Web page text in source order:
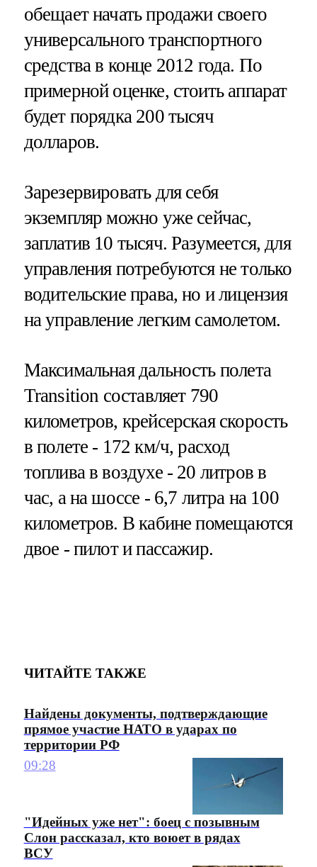
обещает начать продажи своего
универсального транспортного
средства в конце 2012 года. По
примерной оценке, стоить аппарат
будет порядка 200 тысяч
долларов.
Зарезервировать для себя
экземпляр можно уже сейчас,
заплатив 10 тысяч. Разумеется, для
управления потребуются не только
водительские права, но и лицензия
на управление легким самолетом.
Максимальная дальность полета
Transition составляет 790
километров, крейсерская скорость
в полете - 172 км/ч, расход
топлива в воздухе - 20 литров в
час, а на шоссе - 6,7 литра на 100
километров. В кабине помещаются
двое - пилот и пассажир.
ЧИТАЙТЕ ТАКЖЕ
Найдены документы, подтверждающие
прямое участие НАТО в ударах по
территории РФ
09:28
"Идейных уже нет": боец с позывным
Слон рассказал, кто воюет в рядах
ВСУ